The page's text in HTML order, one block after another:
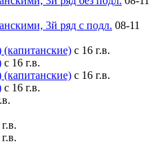
3й ряд с подл. 08-11
(капитанские) с 16 г.в.
с 16 г.в.
(капитанские) с 16 г.в.
с 16 г.в.